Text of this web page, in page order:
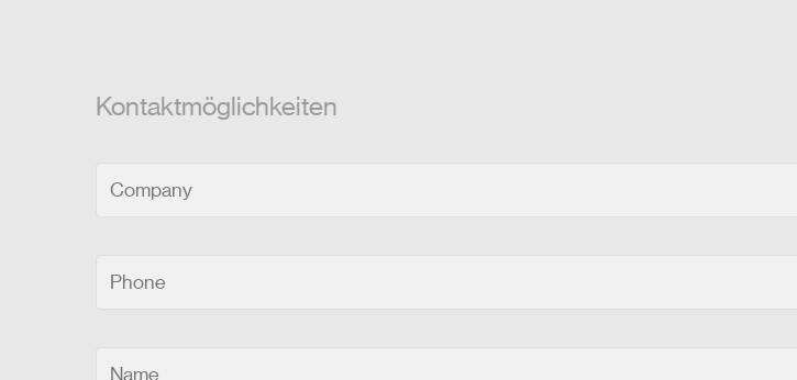
Kontaktmöglichkeiten